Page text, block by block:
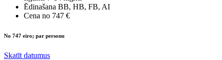
Ēdinašana BB, HB, FB, AI
Cena no 747 €
No 747 eiro; par personu
Skatīt datumus